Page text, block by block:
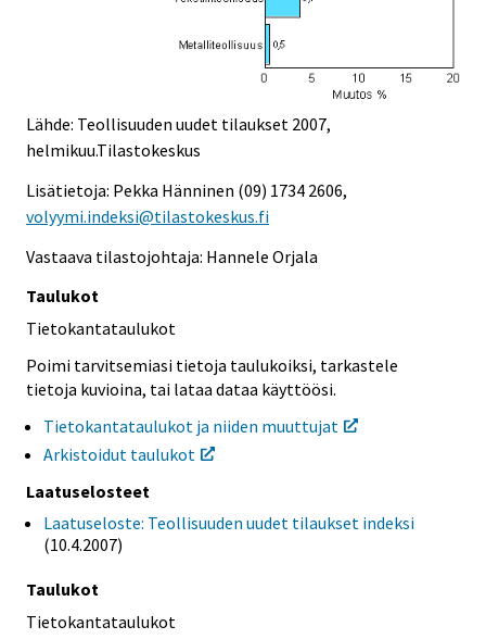
Lähde: Teollisuuden uudet tilaukset 2007,
helmikuu.Tilastokeskus
Lisätietoja: Pekka Hänninen (09) 1734 2606,
volyymi.indeksi@tilastokeskus.fi
Vastaava tilastojohtaja: Hannele Orjala
Taulukot
Tietokantataulukot
Poimi tarvitsemiasi tietoja taulukoiksi, tarkastele
tietoja kuvioina, tai lataa dataa käyttöösi.
Tietokantataulukot ja niiden muuttujat
Arkistoidut taulukot
Laatuselosteet
Laatuseloste: Teollisuuden uudet tilaukset indeksi
(10.4.2007)
Taulukot
Tietokantataulukot